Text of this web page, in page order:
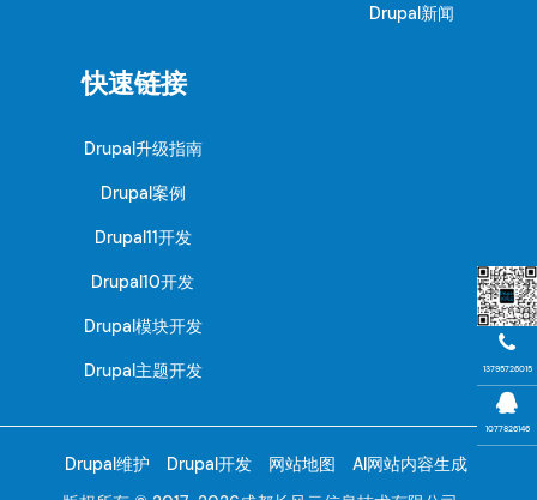
13795726015
1077826146
Drupal新闻
快速链接
Drupal升级指南
Drupal案例
Drupal11开发
Drupal10开发
Drupal模块开发
Drupal主题开发
Drupal维护 Drupal开发 网站地图
AI网站内容生成